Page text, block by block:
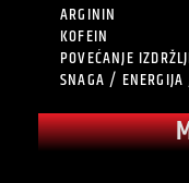
ARGININ
KOFEIN
POVEĆANJE
SNAGA /